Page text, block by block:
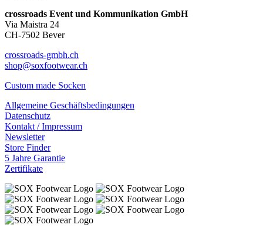
crossroads Event und Kommunikation GmbH
Via Maistra 24
CH-7502 Bever
crossroads-gmbh.ch
shop@soxfootwear.ch
Custom made Socken
Allgemeine Geschäftsbedingungen
Datenschutz
Kontakt / Impressum
Newsletter
Store Finder
5 Jahre Garantie
Zertifikate